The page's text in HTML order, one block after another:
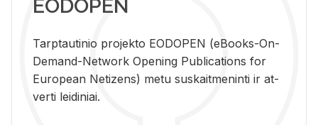
EODOPEN
Tarp­tau­ti­nio pro­jek­to EO­DO­PEN (eBo­oks-On-
De­mand-Ne­twork Ope­ning Pub­li­ca­tions for
Eu­ro­pe­an Ne­ti­zens) metu su­skait­me­nin­ti ir at­
ver­ti lei­di­niai.